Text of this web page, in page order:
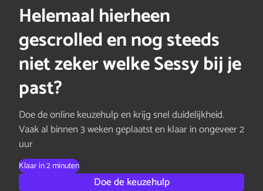
Helemaal hierheen
gescrolled en nog steeds
niet zeker welke Sessy bij je
past?
Doe de online keuzehulp en krijg snel duidelijkheid.
Vaak al binnen 3 weken geplaatst en klaar in ongeveer 2
uur
Klaar in 2 minuten
Doe de keuzehulp